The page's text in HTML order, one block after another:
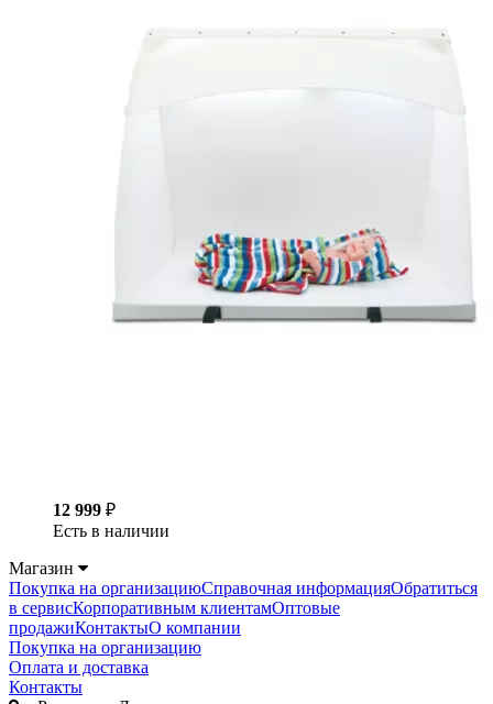
12 999 ₽
Есть в наличии
Магазин
Покупка на организациюСправочная информацияОбратиться
в сервисКорпоративным клиентамОптовые
продажиКонтактыО компании
Покупка на организацию
Оплата и доставка
Контакты